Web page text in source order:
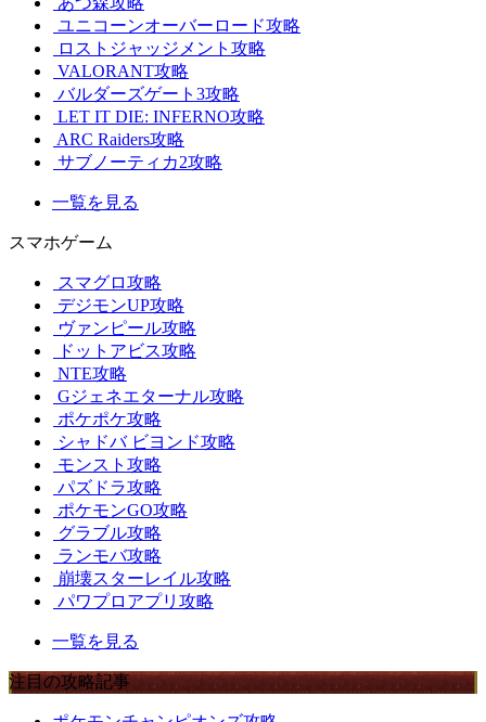
ユニコーンオーバーロード攻略
ロストジャッジメント攻略
VALORANT攻略
バルダーズゲート3攻略
LET IT DIE: INFERNO攻略
ARC Raiders攻略
サブノーティカ2攻略
一覧を見る
スマホゲーム
スマグロ攻略
デジモンUP攻略
ヴァンピール攻略
ドットアビス攻略
NTE攻略
Gジェネエターナル攻略
ポケポケ攻略
シャドバ ビヨンド攻略
モンスト攻略
パズドラ攻略
ポケモンGO攻略
グラブル攻略
ランモバ攻略
崩壊スターレイル攻略
パワプロアプリ攻略
一覧を見る
注目の攻略記事